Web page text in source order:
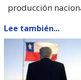
producción
Lee también...